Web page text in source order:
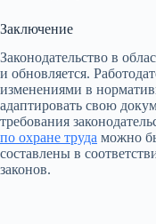
Заключение
Законодательство в
и обновляется.
изменениями в
адаптировать свою
требования
по охране труда можно
составлены в
законов.